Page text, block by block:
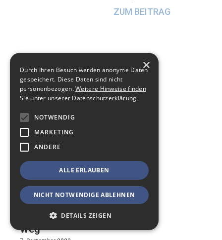
ZUM BEITRAG
Jakobsweg:
Muscheln
pflasterten seinen
Weg
×
Durch Ihren Besuch werden anonyme Daten
gespeichert. Diese Daten sind nicht
personenbezogen.Weitere Hinweise finden
Sie unter unserer Datenschutzerklärung.
NOTWENDIG
MARKETING
ANDERE
ALLE ERLAUBEN
NICHT NOTWENDIGE ABLEHNEN
DETAILS ZEIGEN